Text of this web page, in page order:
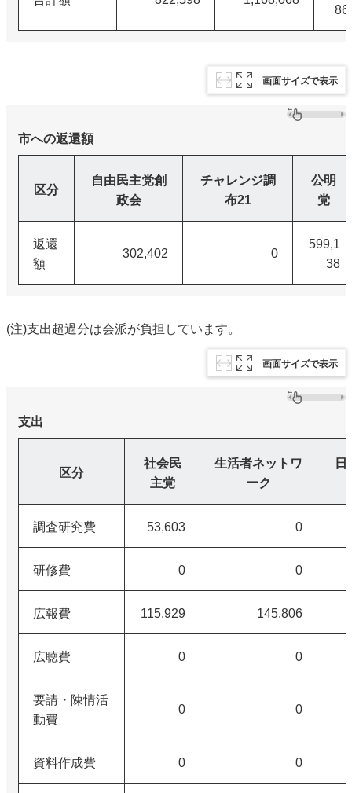
画面サイズで表示
市への返還額
区分
自由民主党創
政会
チャレンジ調
布21
公明
党
返還
額
302,402 0
599,1
38
(注)支出超過分は会派が負担しています。
画面サイズで表示
支出
区分
社会民
主党
生活者ネットワ
ーク
日
調査研究費 53,603 0
研修費 0 0
広報費 115,929 145,806
広聴費 0 0
要請・陳情活
動費
0 0
資料作成費 0 0